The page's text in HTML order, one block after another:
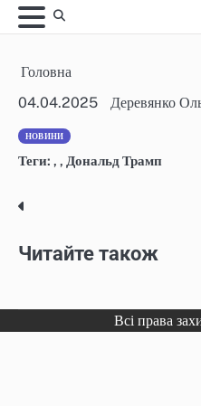
Skip
to
Головна
04.04.2025
Деревянко
НОВИНИ
Теги: , , Дональд Трамп
Post
navigation
Читайте також
Всі права